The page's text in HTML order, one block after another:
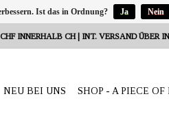
INNERHALB CH | INT. VERSAND ÜBER
NEU BEI UNS SHOP - A PIECE
Ist das in Ordnung? Ja Nein